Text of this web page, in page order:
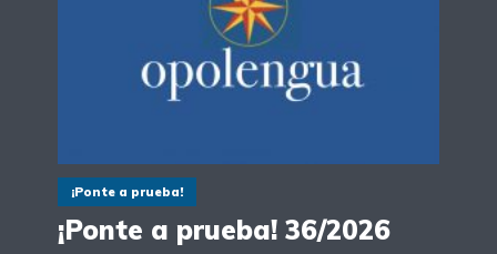
¡Ponte a prueba!
¡Ponte a prueba! 36/2026